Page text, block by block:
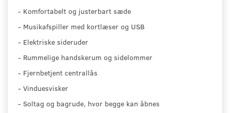
- Komfortabelt og justerbart sæde
- Musikafspiller med kortlæser og USB
- Elektriske sideruder
- Rummelige handskerum og sidelommer
- Fjernbetjent centrallås
- Vinduesvisker
- Soltag og bagrude, hvor begge kan åbnes